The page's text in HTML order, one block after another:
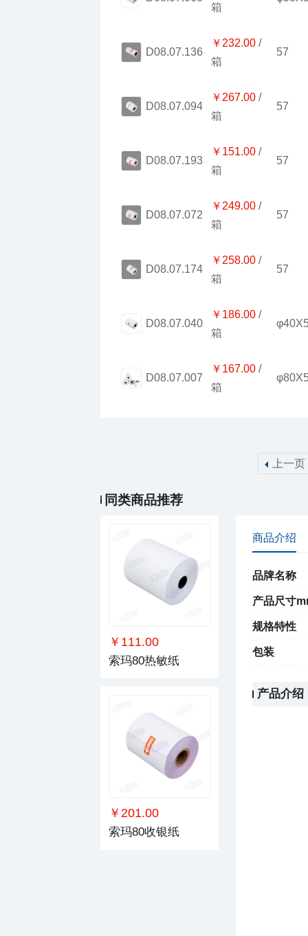
箱
D08.07.136
￥232.00
箱
57
D08.07.094
￥267.00
箱
57
D08.07.193
￥151.00
箱
57
D08.07.072
￥249.00
箱
57
D08.07.174
￥258.00
箱
57
D08.07.040
￥186.00
箱
D08.07.007
￥167.00
箱
上一页
同类商品推荐
￥111.00
索玛80热敏纸
￥201.00
索玛80收银纸
商品介绍
品牌名称
产品尺寸
规格特性
包装
产品介绍